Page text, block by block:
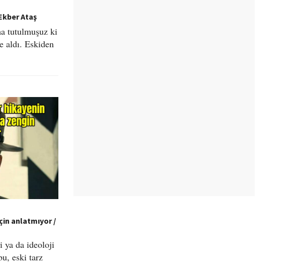
Ataş
tutulmuşuz ki
aldı. Eskiden
anlatmıyor /
ya da ideoloji
eski tarz